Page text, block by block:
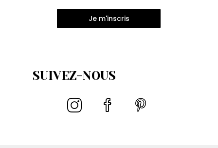
Je m'inscris
SUIVEZ-NOUS